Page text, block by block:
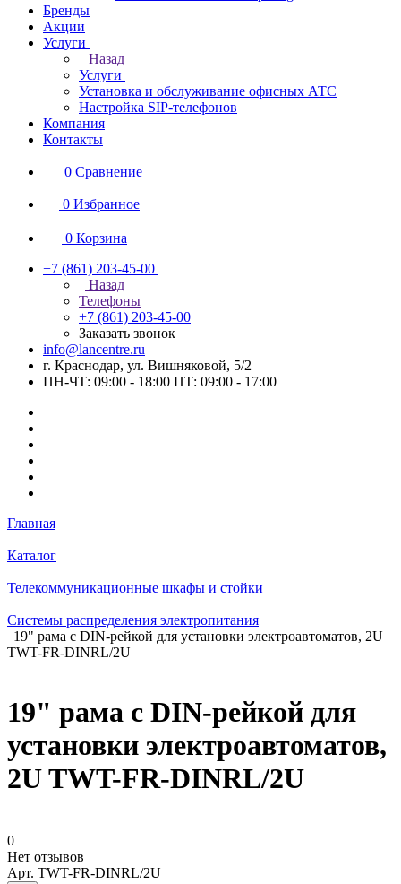
Бренды
Акции
Услуги
Назад
Услуги
Установка и обслуживание офисных АТС
Настройка SIP-телефонов
Компания
Контакты
0 Сравнение
0 Избранное
0 Корзина
+7 (861) 203-45-00
Назад
Телефоны
+7 (861) 203-45-00
Заказать звонок
info@lancentre.ru
г. Краснодар, ул. Вишняковой, 5/2
ПН-ЧТ: 09:00 - 18:00 ПТ: 09:00 - 17:00
Главная
Каталог
Телекоммуникационные шкафы и стойки
Системы распределения электропитания
19" рама с DIN-рейкой для установки электроавтоматов, 2U
TWT-FR-DINRL/2U
19" рама с DIN-рейкой для
установки электроавтоматов,
2U TWT-FR-DINRL/2U
0
Нет отзывов
Арт. TWT-FR-DINRL/2U